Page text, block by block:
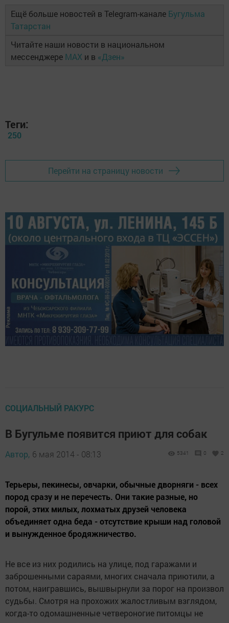
Ещё больше новостей в Telegram-канале Бугульма
Татарстан
Читайте наши новости в национальном
мессенджере MAX и в «Дзен»
Теги:
250
Перейти на страницу новости
СОЦИАЛЬНЫЙ РАКУРС
В Бугульме появится приют для собак
Автор, 6 мая 2014 - 08:13 5341 0 2
Терьеры, пекинесы, овчарки, обычные дворняги - всех
пород сразу и не перечесть. Они такие разные, но
порой, этих милых, лохматых друзей человека
объединяет одна беда - отсутствие крыши над головой
и вынужденное бродяжничество.
Не все из них родились на улице, под гаражами и
заброшенными сараями, многих сначала приютили, а
потом, наигравшись, вышвырнули за порог на произвол
судьбы. Смотря на прохожих жалостливым взглядом,
когда-то одомашненные четвероногие питомцы не